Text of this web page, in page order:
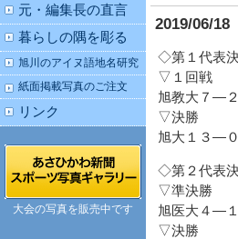
2019/06/18
◇第１代表
▽１回戦
旭教大７―
▽決勝
旭大１３―
◇第２代表
▽準決勝
旭医大４―
▽決勝
元・編集長の直言
暮らしの隅を彫る
旭川のアイヌ語地名研究
紙面掲載写真のご注文
リンク
大会の写真を販売中です